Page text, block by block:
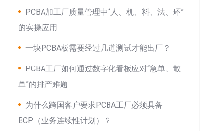
PCBA加工厂质量管理中“人、机、料、法、环”
的实操应用
一块PCBA板需要经过几道测试才能出厂？
PCBA工厂如何通过数字化看板应对“急单、散
单”的排产难题
为什么跨国客户要求PCBA工厂必须具备
BCP（业务连续性计划）？